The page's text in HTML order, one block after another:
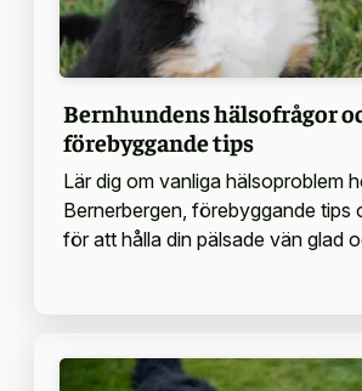
Bernhundens hälsofrågor
förebyggande tips
Lär dig om vanliga hälsoproblem
Bernerbergen, förebyggande tips
för att hålla din pälsade vän glad